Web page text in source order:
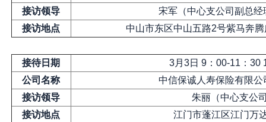
接访领导
宋军（中心支公司副总
接访地点
中山市东区中山五路2号紫马奔
接待日期
3月3日 9：00-11：30
公司名称
中信保诚人寿保险有限
接访领导
朱丽（中心支公
接访地点
江门市蓬江区江门万